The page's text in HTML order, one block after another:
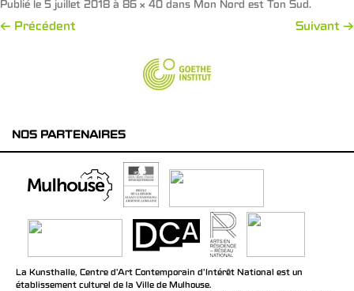
Publié le 5 juillet 2018 à 86 × 40 dans Mon Nord est Ton Sud.
← Précédent Suivant →
NOS PARTENAIRES
La Kunsthalle, Centre d’Art Contemporain d’Intérêt National est un
établissement culturel de la Ville de Mulhouse.